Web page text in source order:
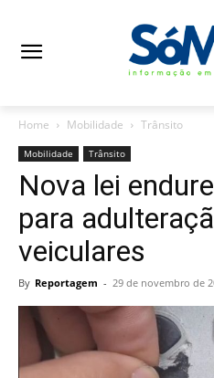
Home Mobilidade Trânsito
Mobilidade Trânsito
Nova lei
para
veiculares
By Reportagem - 29 de novembro de